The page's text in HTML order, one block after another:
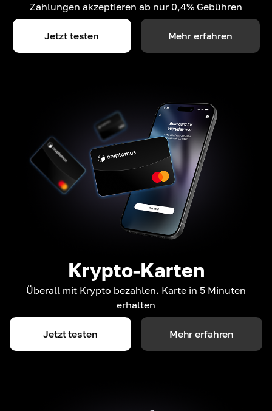
Zahlungen akzeptieren ab nur 0,4% Gebühren
Jetzt testen Mehr erfahren
Krypto-Karten
Überall mit Krypto bezahlen. Karte in 5 Minuten
erhalten
Jetzt testen Mehr erfahren